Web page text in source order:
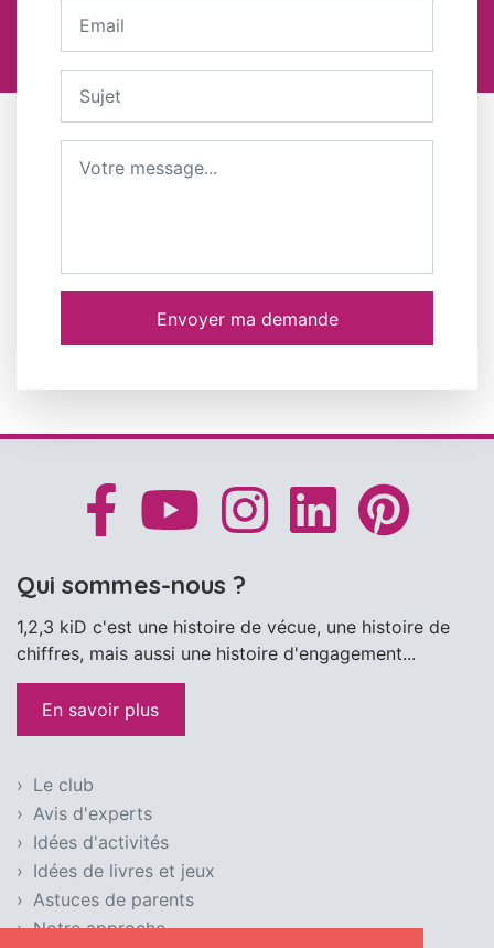
Envoyer ma demande
Qui sommes-nous ?
1,2,3 kiD c'est une histoire de vécue, une histoire de
chiffres, mais aussi une histoire d'engagement...
En savoir plus
Le club
Avis d'experts
Idées d'activités
Idées de livres et jeux
Astuces de parents
Notre approche